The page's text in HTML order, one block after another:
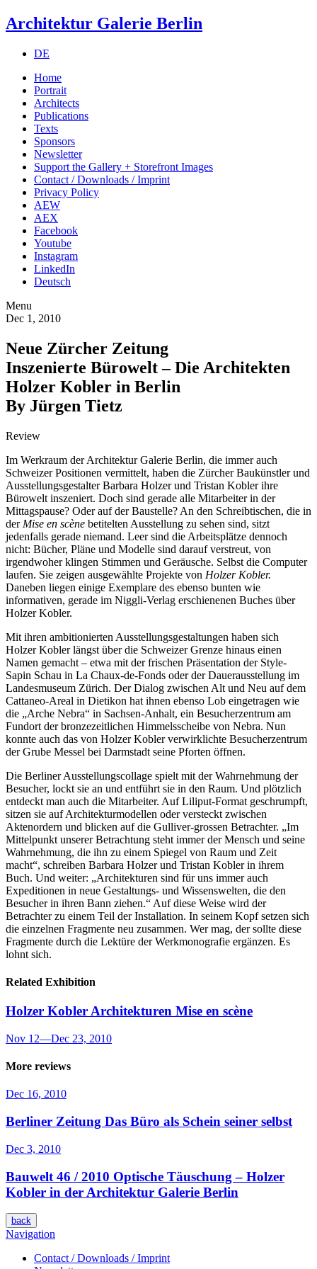
Architektur Galerie Berlin
DE
Home
Portrait
Architects
Publications
Texts
Sponsors
Newsletter
Support the Gallery + Storefront Images
Contact / Downloads / Imprint
Privacy Policy
AEW
AEX
Facebook
Youtube
Instagram
LinkedIn
Deutsch
Menu
Dec 1, 2010
Neue Zürcher Zeitung
Inszenierte Bürowelt – Die Architekten
Holzer Kobler in Berlin
By Jürgen Tietz
Review
Im Werkraum der Architektur Galerie Berlin, die immer auch
Schweizer Positionen vermittelt, haben die Zürcher Baukünstler und
Ausstellungsgestalter Barbara Holzer und Tristan Kobler ihre
Bürowelt inszeniert. Doch sind gerade alle Mitarbeiter in der
Mittagspause? Oder auf der Baustelle? An den Schreibtischen, die in
der Mise en scène betitelten Ausstellung zu sehen sind, sitzt
jedenfalls gerade niemand. Leer sind die Arbeitsplätze dennoch
nicht: Bücher, Pläne und Modelle sind darauf verstreut, von
irgendwoher klingen Stimmen und Geräusche. Selbst die Computer
laufen. Sie zeigen ausgewählte Projekte von Holzer Kobler.
Daneben liegen einige Exemplare des ebenso bunten wie
informativen, gerade im Niggli-Verlag erschienenen Buches über
Holzer Kobler.
Mit ihren ambitionierten Ausstellungsgestaltungen haben sich
Holzer Kobler längst über die Schweizer Grenze hinaus einen
Namen gemacht – etwa mit der frischen Präsentation der Style-
Sapin Schau in La Chaux-de-Fonds oder der Dauerausstellung im
Landesmuseum Zürich. Der Dialog zwischen Alt und Neu auf dem
Cattaneo-Areal in Dietikon hat ihnen ebenso Lob eingetragen wie
die „Arche Nebra“ in Sachsen-Anhalt, ein Besucherzentrum am
Fundort der bronzezeitlichen Himmelsscheibe von Nebra. Nun
konnte auch das von Holzer Kobler verwirklichte Besucherzentrum
der Grube Messel bei Darmstadt seine Pforten öffnen.
Die Berliner Ausstellungscollage spielt mit der Wahrnehmung der
Besucher, lockt sie an und entführt sie in den Raum. Und plötzlich
entdeckt man auch die Mitarbeiter. Auf Liliput-Format geschrumpft,
sitzen sie auf Architekturmodellen oder versteckt zwischen
Aktenordern und blicken auf die Gulliver-grossen Betrachter. „Im
Mittelpunkt unserer Betrachtung steht immer der Mensch und seine
Wahrnehmung, die ihn zu einem Spiegel von Raum und Zeit
macht“, schreiben Barbara Holzer und Tristan Kobler in ihrem
Buch. Und weiter: „Architekturen sind für uns immer auch
Expeditionen in neue Gestaltungs- und Wissenswelten, die den
Besucher in ihren Bann ziehen.“ Auf diese Weise wird der
Betrachter zu einem Teil der Installation. In seinem Kopf setzen sich
die einzelnen Fragmente neu zusammen. Wer mag, der sollte diese
Fragmente durch die Lektüre der Werkmonografie ergänzen. Es
lohnt sich.
Related Exhibition
Holzer Kobler Architekturen Mise en scène
Nov 12—Dec 23, 2010
More reviews
Dec 16, 2010
Berliner Zeitung Das Büro als Schein seiner selbst
Dec 3, 2010
Bauwelt 46 / 2010 Optische Täuschung – Holzer
Kobler in der Architektur Galerie Berlin
back
Navigation
Contact / Downloads / Imprint